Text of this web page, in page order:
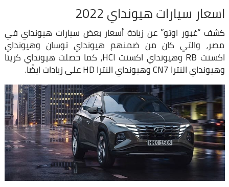
اسعار سيارات هيونداي 2022
كشف “غبور اوتو” عن زيادة أسعار بعض سيارات هيونداي في
مصر، والتي كان من ضمنهم هيونداي توسان وهيونداي
اكسنت RB وهيونداي اكسنت HCI، كما حصلت هيونداي كريتا
وهيونداي النترا CN7 وهيونداي النترا HD على زيادات ايضًا.